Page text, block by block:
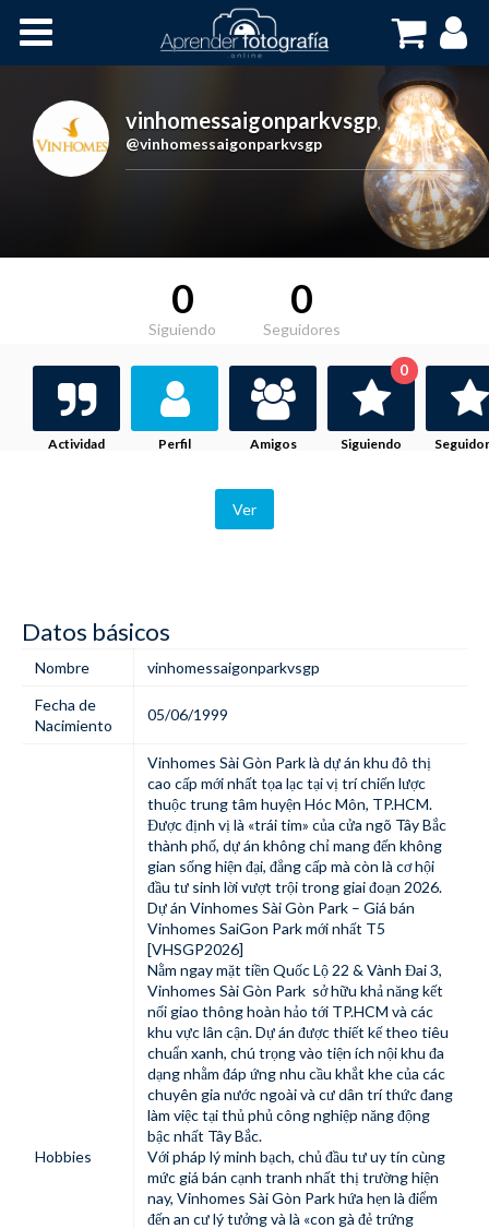
Cursos OnLine
vinhomessaigonparkvsgp,
@vinhomessaigonparkvsgp
0
Siguiendo
0
Seguidores
Actividad Perfil Amigos Siguiendo
0
Ver
Datos básicos
Nombre
vinhomessaigonparkvsgp
Fecha de
Nacimiento
05/06/1999
Hobbies
Vinhomes Sài Gòn Parklà dự án khu đô thị
cao cấp mới nhất tọa lạc tại vị trí chiến lược
thuộc trung tâm huyện Hóc Môn, TP.HCM.
Được định vị là «trái tim» của cửa ngõ Tây Bắc
thành phố, dự án không chỉ mang đến không
gian sống hiện đại, đẳng cấp mà còn là cơ hội
đầu tư sinh lời vượt trội trong giai đoạn 2026.
Dự án Vinhomes Sài Gòn Park – Giá bán
Vinhomes SaiGon Park mới nhất T5
[VHSGP2026]
Nằm ngay mặt tiền Quốc Lộ 22 & Vành Đai 3,
Vinhomes Sài Gòn Park sở hữu khả năng kết
nối giao thông hoàn hảo tới TP.HCM và các
khu vực lân cận. Dự án được thiết kế theo tiêu
chuẩn xanh, chú trọng vào tiện ích nội khu đa
dạng nhằm đáp ứng nhu cầu khắt khe của các
chuyên gia nước ngoài và cư dân trí thức đang
làm việc tại thủ phủ công nghiệp năng động
bậc nhất Tây Bắc.
Với pháp lý minh bạch, chủ đầu tư uy tín cùng
mức giá bán cạnh tranh nhất thị trường hiện
nay, Vinhomes Sài Gòn Park hứa hẹn là điểm
đến an cư lý tưởng và là «con gà đẻ trứng